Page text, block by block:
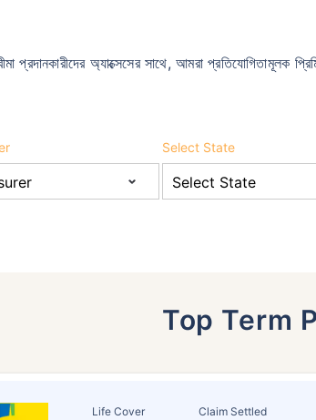
প্রদানকারীদের অ্যাক্সেসের সাথে, আমরা প্রতিযোগিতামূলক
Select State
Top Term
Life Cover Claim Settled